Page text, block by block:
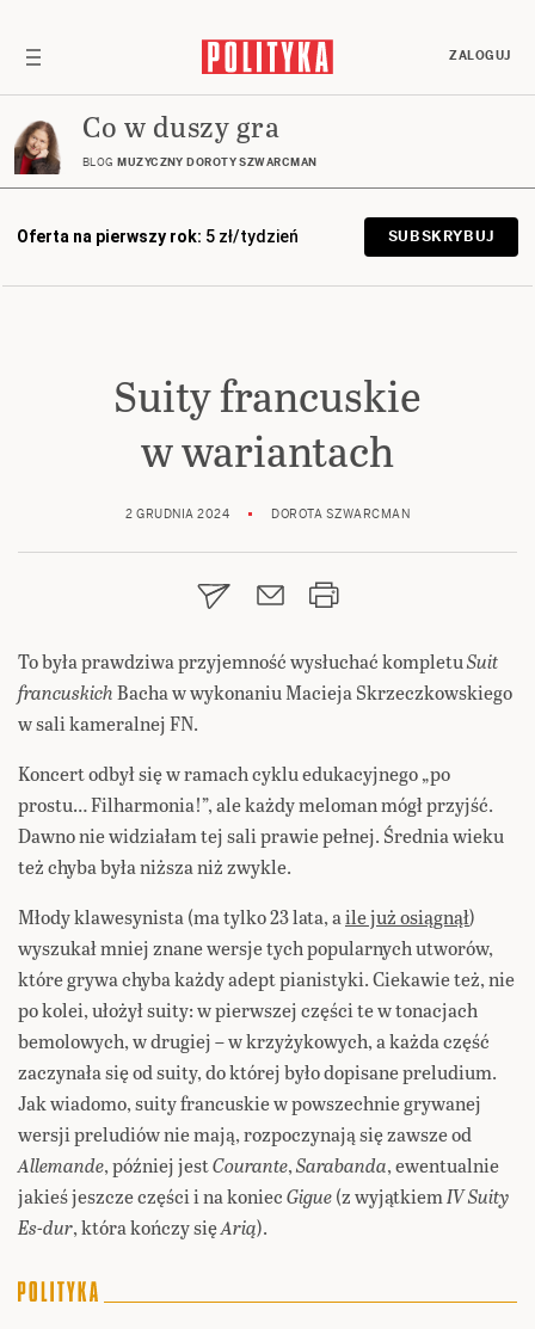
ZALOGUJ
Co w duszy gra
BLOG MUZYCZNY DOROTY SZWARCMAN
Oferta na pierwszy rok: 5 zł/tydzień SUBSKRYBUJ
Suity francuskie
w wariantach
2 GRUDNIA 2024 DOROTA SZWARCMAN
To była prawdziwa przyjemność wysłuchać kompletuSuit
francuskichBacha w wykonaniu Macieja Skrzeczkowskiego
w sali kameralnej FN.
Koncert odbył się w ramach cyklu edukacyjnego „po
prostu… Filharmonia!”, ale każdy meloman mógł przyjść.
Dawno nie widziałam tej sali prawie pełnej. Średnia wieku
też chyba była niższa niż zwykle.
Młody klawesynista (ma tylko 23 lata, aile już osiągnął)
wyszukał mniej znane wersje tych popularnych utworów,
które grywa chyba każdy adept pianistyki. Ciekawie też, nie
po kolei, ułożył suity: w pierwszej części te w tonacjach
bemolowych, w drugiej – w krzyżykowych, a każda część
zaczynała się od suity, do której było dopisane preludium.
Jak wiadomo, suity francuskie w powszechnie grywanej
wersji preludiów nie mają, rozpoczynają się zawsze od
Allemande, później jestCourante,Sarabanda, ewentualnie
jakieś jeszcze części i na koniecGigue(z wyjątkiemIV Suity
Es-dur, która kończy sięArią).